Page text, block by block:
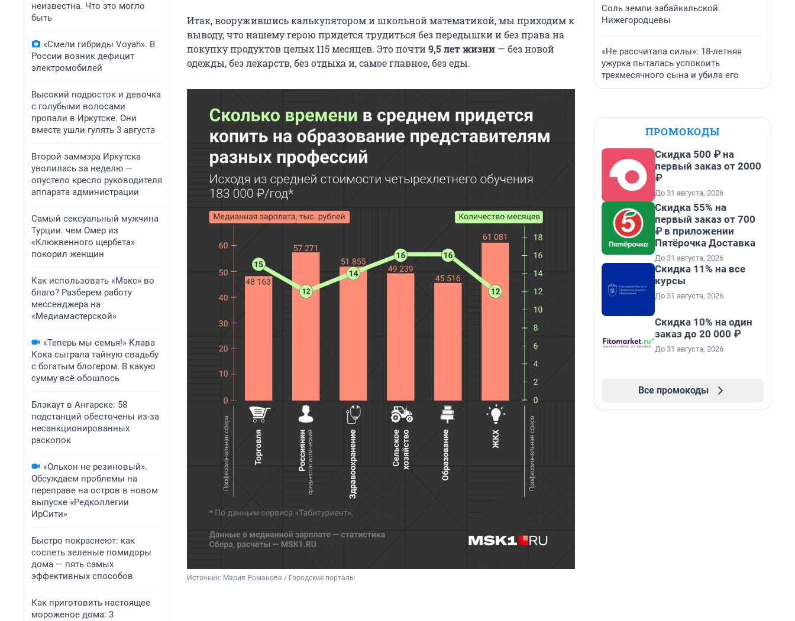
неизвестна. Что это могло
быть
«Смели гибриды Voyah». В
России возник дефицит
электромобилей
Высокий подросток и девочка
с голубыми волосами
пропали в Иркутске. Они
вместе ушли гулять 3 августа
Второй заммэра Иркутска
уволилась за неделю —
опустело кресло руководителя
аппарата администрации
Самый сексуальный мужчина
Турции: чем Омер из
«Клюквенного щербета»
покорил женщин
Как использовать «Макс» во
благо? Разберем работу
мессенджера на
«Медиамастерской»
«Теперь мы семья!» Клава
Кока сыграла тайную свадьбу
с богатым блогером. В какую
сумму всё обошлось
Блэкаут в Ангарске: 58
подстанций обесточены из-за
несанкционированных
раскопок
«Ольхон не резиновый».
Обсуждаем проблемы на
переправе на остров в новом
выпуске «Редколлегии
ИрСити»
Быстро покраснеют: как
соспеть зеленые помидоры
дома — пять самых
эффективных способов
Как приготовить настоящее
мороженое дома: 3
Итак, вооружившись калькулятором и школьной математикой, мы приходим к
выводу, что нашему герою придется трудиться без передышки и без права на
покупку продуктов целых 115 месяцев. Это почти9,5 лет жизни — без новой
одежды, без лекарств, без отдыха и, самое главное, без еды.
Источник: Мария Романова / Городские порталы
Соль земли забайкальской.
Нижегородцевы
«Не рассчитала силы»: 18-летняя
ужурка пыталась успокоить
трехмесячного сына и убила его
ПРОМОКОДЫ
Скидка 500 ₽ на
первый заказ от 2000
₽
До 31 августа, 2026
Скидка 55% на
первый заказ от 700
₽ в приложении
Пятёрочка Доставка
До 31 августа, 2026
Скидка 11% на все
курсы
До 31 августа, 2026
Скидка 10% на один
заказ до 20 000 ₽
До 31 августа, 2026
Все промокоды